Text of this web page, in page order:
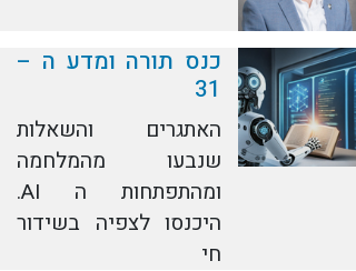
כנס תורה ומדע ה –
31
האתגרים והשאלות
שנבעו מהמלחמה
ומהתפתחות ה AI.
היכנסו לצפיה בשידור
חי